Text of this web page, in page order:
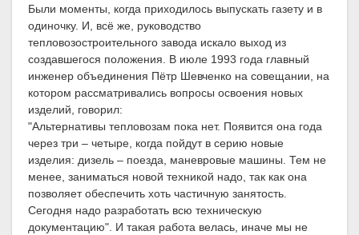
Были моменты, когда приходилось выпускать газету и в
одиночку. И, всё же, руководство
тепловозостроительного завода искало выход из
создавшегося положения. В июле 1993 года главный
инженер объединения Пётр Шевченко на совещании, на
котором рассматривались вопросы освоения новых
изделий, говорил:
"Альтернативы тепловозам пока нет. Появится она года
через три – четыре, когда пойдут в серию новые
изделия: дизель – поезда, маневровые машины. Тем не
менее, заниматься новой техникой надо, так как она
позволяет обеспечить хоть частичную занятость.
Сегодня надо разработать всю техническую
документацию". И такая работа велась, иначе мы не